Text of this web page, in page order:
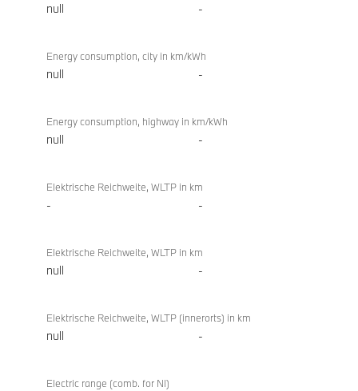
null -
Energy consumption, city in km/kWh
null -
Energy consumption, highway in km/kWh
null -
Elektrische Reichweite, WLTP in km
- -
Elektrische Reichweite, WLTP in km
null -
Elektrische Reichweite, WLTP (innerorts) in km
null -
Electric range (comb. for NI)